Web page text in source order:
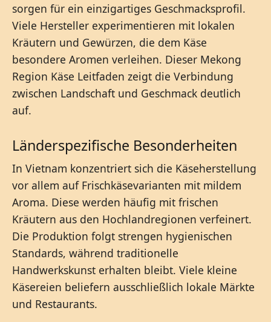
sorgen für ein einzigartiges Geschmacksprofil.
Viele Hersteller experimentieren mit lokalen
Kräutern und Gewürzen, die dem Käse
besondere Aromen verleihen. Dieser Mekong
Region Käse Leitfaden zeigt die Verbindung
zwischen Landschaft und Geschmack deutlich
auf.
Länderspezifische Besonderheiten
In Vietnam konzentriert sich die Käseherstellung
vor allem auf Frischkäsevarianten mit mildem
Aroma. Diese werden häufig mit frischen
Kräutern aus den Hochlandregionen verfeinert.
Die Produktion folgt strengen hygienischen
Standards, während traditionelle
Handwerkskunst erhalten bleibt. Viele kleine
Käsereien beliefern ausschließlich lokale Märkte
und Restaurants.